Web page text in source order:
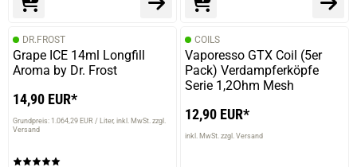
DR.FROST
Grape ICE 14ml Longfill
Aroma by Dr. Frost
14,90 EUR*
Grundpreis: 1.064,29 EUR / Liter inkl. MwSt. zzgl.
Versand
COILS
Vaporesso GTX Coil (5er
Pack) Verdampferköpfe
Serie 1,2Ohm Mesh
12,90 EUR*
inkl. MwSt. zzgl. Versand